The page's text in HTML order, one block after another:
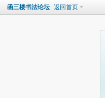
函三楼书法论坛 返回首页